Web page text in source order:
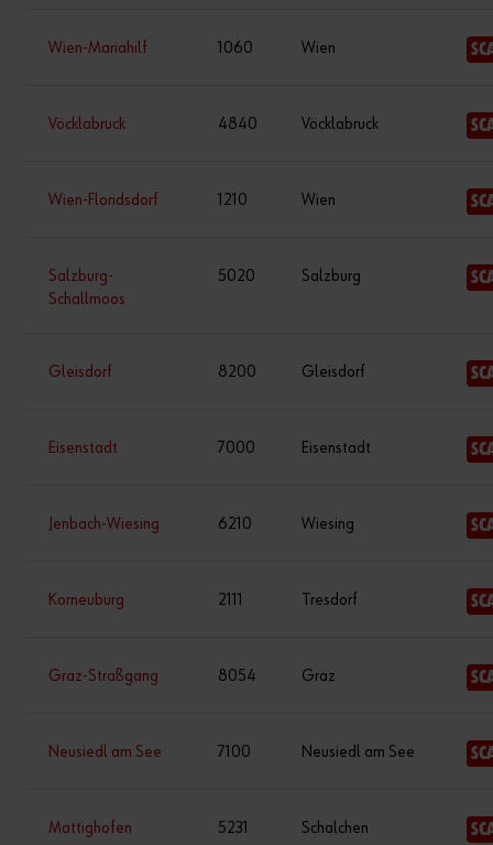
Wien-Mariahilf 1060 Wien
Vöcklabruck 4840 Vöcklabruck
Wien-Floridsdorf 1210 Wien
Salzburg-
Schallmoos
5020 Salzburg
Gleisdorf 8200 Gleisdorf
Eisenstadt 7000 Eisenstadt
Jenbach-Wiesing 6210 Wiesing
Korneuburg 2111 Tresdorf
Graz-Straßgang 8054 Graz
Neusiedl am See 7100 Neusiedl am See
Mattighofen 5231 Schalchen